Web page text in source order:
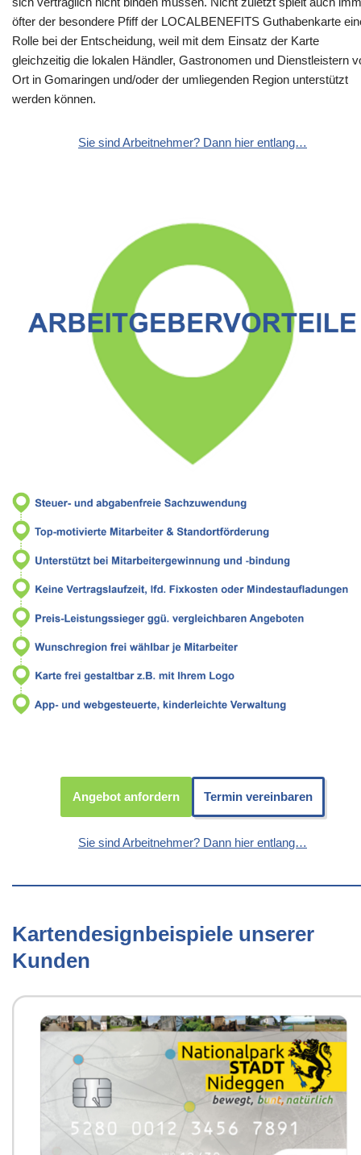
öfter der besondere Pfiff der LOCALBENEFITS Guthabenkarte
Rolle bei der Entscheidung, weil mit dem Einsatz der Karte
gleichzeitig die lokalen Händler, Gastronomen und Dienstleistern
Ort in Gomaringen und/oder der umliegenden Region unterstützt
werden können.
Sie sind Arbeitnehmer? Dann hier entlang…
Angebot anfordern Termin vereinbaren
Sie sind Arbeitnehmer? Dann hier entlang…
Kartendesignbeispiele unserer
Kunden